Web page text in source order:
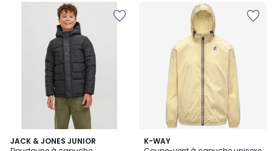
JACK & JONES JUNIOR
5
3
K-WAY
3,8
11